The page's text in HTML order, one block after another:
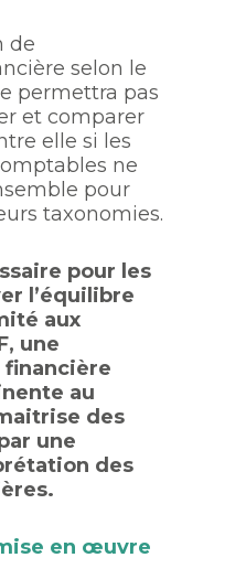
de
selon le
permettra pas
et comparer
elle si les
ne
pour
taxonomies.
pour les
l’équilibre
aux
une
au
des
une
des
en œuvre